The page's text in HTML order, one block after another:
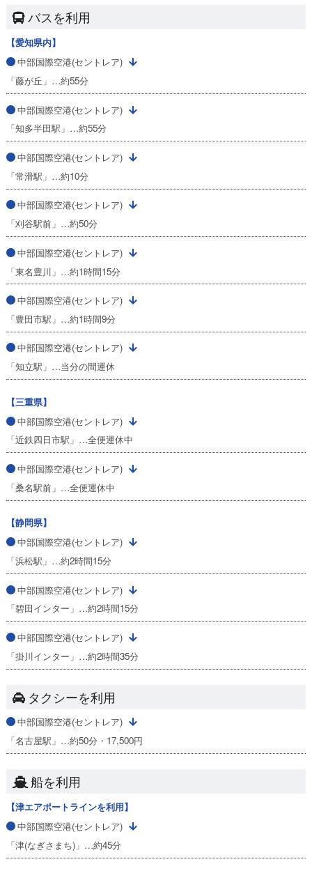
バスを利用
【愛知県内】
中部国際空港(セントレア)
「藤が丘」…約55分
中部国際空港(セントレア)
「知多半田駅」…約55分
中部国際空港(セントレア)
「常滑駅」…約10分
中部国際空港(セントレア)
「刈谷駅前」…約50分
中部国際空港(セントレア)
「東名豊川」…約1時間15分
中部国際空港(セントレア)
「豊田市駅」…約1時間9分
中部国際空港(セントレア)
「知立駅」…当分の間運休
【三重県】
中部国際空港(セントレア)
「近鉄四日市駅」…全便運休中
中部国際空港(セントレア)
「桑名駅前」…全便運休中
【静岡県】
中部国際空港(セントレア)
「浜松駅」…約2時間15分
中部国際空港(セントレア)
「碧田インター」…約2時間15分
中部国際空港(セントレア)
「掛川インター」…約2時間35分
タクシーを利用
中部国際空港(セントレア)
「名古屋駅」…約50分・17,500円
船を利用
【津エアポートラインを利用】
中部国際空港(セントレア)
「津(なぎさまち)」…約45分